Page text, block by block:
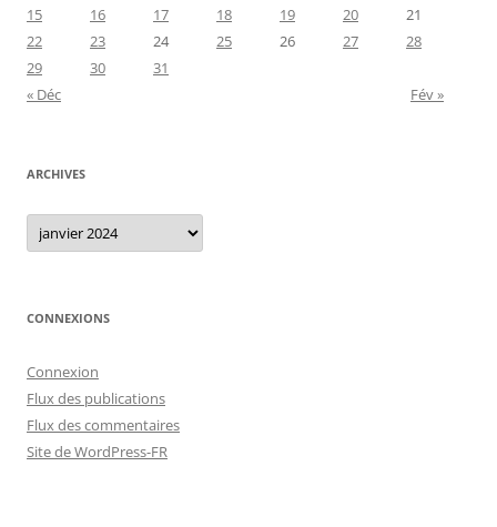
15
16 17 18 19 20
21
22
23 24 25 26 27
28
29
30
31
« Déc
Fév »
ARCHIVES
Archives
CONNEXIONS
Connexion
Flux des publications
Flux des commentaires
Site de WordPress-FR